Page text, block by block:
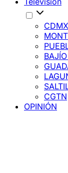
CGTN
OPINIÓN